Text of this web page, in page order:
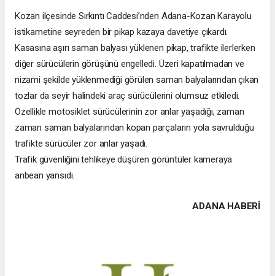
Kozan ilçesinde Sırkıntı Caddesi’nden Adana-Kozan Karayolu
istikametine seyreden bir pikap kazaya davetiye çıkardı.
Kasasına aşırı saman balyası yüklenen pikap, trafikte ilerlerken
diğer sürücülerin görüşünü engelledi. Üzeri kapatılmadan ve
nizami şekilde yüklenmediği görülen saman balyalarından çıkan
tozlar da seyir halindeki araç sürücülerini olumsuz etkiledi.
Özellikle motosiklet sürücülerinin zor anlar yaşadığı, zaman
zaman saman balyalarından kopan parçaların yola savrulduğu
trafikte sürücüler zor anlar yaşadı.
Trafik güvenliğini tehlikeye düşüren görüntüler kameraya
anbean yansıdı.
ADANA HABERİ